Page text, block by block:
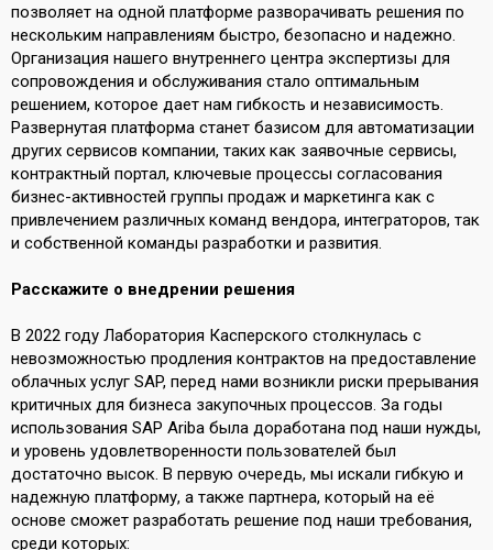
позволяет на одной платформе разворачивать решения по
нескольким направлениям быстро, безопасно и надежно.
Организация нашего внутреннего центра экспертизы для
сопровождения и обслуживания стало оптимальным
решением, которое дает нам гибкость и независимость.
Развернутая платформа станет базисом для автоматизации
других сервисов компании, таких как заявочные сервисы,
контрактный портал, ключевые процессы согласования
бизнес-активностей группы продаж и маркетинга как с
привлечением различных команд вендора, интеграторов, так
и собственной команды разработки и развития.
Расскажите о внедрении решения
В 2022 году Лаборатория Касперского столкнулась с
невозможностью продления контрактов на предоставление
облачных услуг SAP, перед нами возникли риски прерывания
критичных для бизнеса закупочных процессов. За годы
использования SAP Ariba была доработана под наши нужды,
и уровень удовлетворенности пользователей был
достаточно высок. В первую очередь, мы искали гибкую и
надежную платформу, а также партнера, который на её
основе сможет разработать решение под наши требования,
среди которых: